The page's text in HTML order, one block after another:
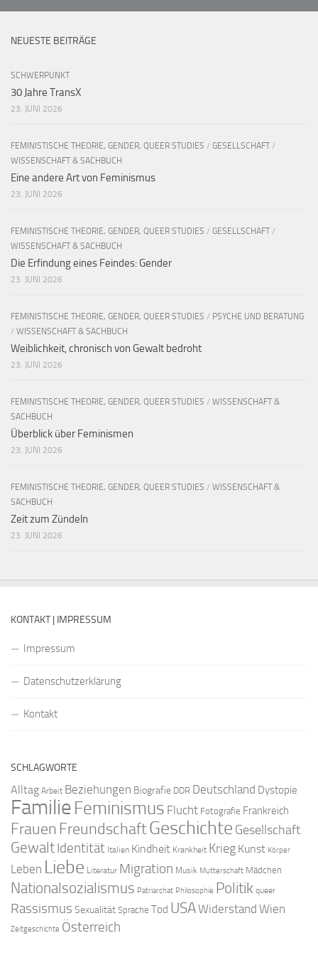
NEUESTE BEITRÄGE
SCHWERPUNKT
30 Jahre TransX
23. JUNI 2026
FEMINISTISCHE THEORIE, GENDER, QUEER STUDIES / GESELLSCHAFT /
WISSENSCHAFT & SACHBUCH
Eine andere Art von Feminismus
23. JUNI 2026
FEMINISTISCHE THEORIE, GENDER, QUEER STUDIES / GESELLSCHAFT /
WISSENSCHAFT & SACHBUCH
Die Erfindung eines Feindes: Gender
23. JUNI 2026
FEMINISTISCHE THEORIE, GENDER, QUEER STUDIES / PSYCHE UND BERATUNG
/ WISSENSCHAFT & SACHBUCH
Weiblichkeit, chronisch von Gewalt bedroht
23. JUNI 2026
FEMINISTISCHE THEORIE, GENDER, QUEER STUDIES / WISSENSCHAFT &
SACHBUCH
Überblick über Feminismen
23. JUNI 2026
FEMINISTISCHE THEORIE, GENDER, QUEER STUDIES / WISSENSCHAFT &
SACHBUCH
Zeit zum Zündeln
23. JUNI 2026
KONTAKT | IMPRESSUM
Impressum
Datenschutzerklärung
Kontakt
SCHLAGWORTE
Alltag Arbeit Beziehungen Biografie DDR Deutschland Dystopie
FamilieFeminismus Flucht Fotografie Frankreich
Frauen FreundschaftGeschichte Gesellschaft
GewaltIdentität Italien Kindheit Krankheit Krieg Kunst Körper
Leben Liebe Literatur Migration Musik Mutterschaft Mädchen
Nationalsozialismus Patriarchat Philosophie Politik queer
Rassismus SexualitätSprache Tod USAWiderstand Wien
Zeitgeschichte Österreich